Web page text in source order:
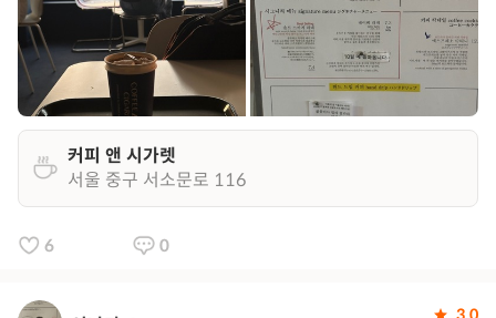
커피 앤 시가렛
서울 중구 서소문로 116
6 0